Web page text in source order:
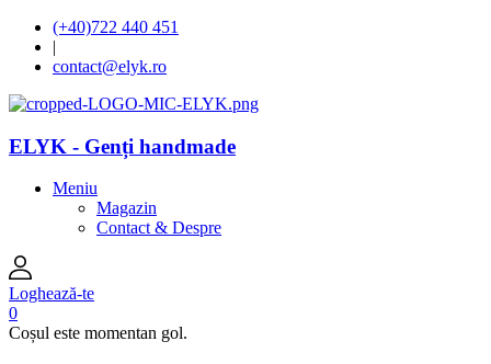
(+40)722 440 451
|
contact@elyk.ro
ELYK - Genți handmade
Meniu
Magazin
Contact & Despre
Loghează-te
0
Coșul este momentan gol.